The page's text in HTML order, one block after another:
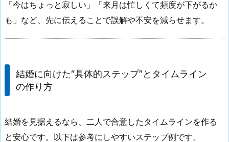
「今はちょっと寂しい」「来月は忙しくて頻度が下がるか
も」など、先に伝えることで誤解や不安を減らせます。
結婚に向けた“具体的ステップ”とタイムライン
の作り方
結婚を見据えるなら、二人で合意したタイムラインを作る
と安心です。以下は参考にしやすいステップ例です。